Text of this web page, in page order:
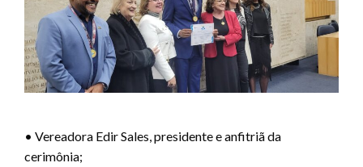
• Vereadora Edir Sales, presidente e anfitriã da
cerimônia;